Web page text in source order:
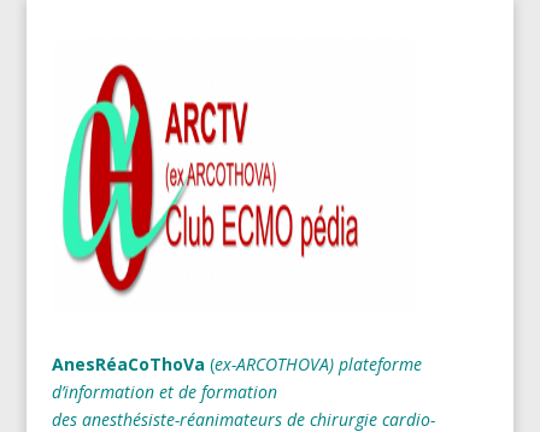
AnesRéaCoThoVa (ex-ARCOTHOVA) plateforme
d’information et de formation
des anesthésiste-réanimateurs de chirurgie cardio-